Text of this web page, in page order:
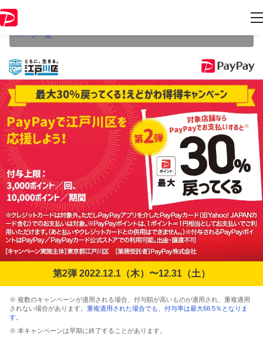
ジ内の情報はキャンペーン終了時点のものになります。
ペーン一覧
第2弾 2022.12.1（木）〜12.31（土）
※ 複数のキャンペーンが適用される場合、付与額が高いものが適用され、重複適用
されない場合があります。 重複適用された場合でも、付与率は最大66.5％となりま
す。
※ 本キャンペーンは早期に終了することがあります。